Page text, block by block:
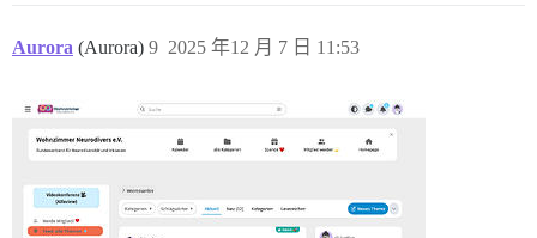
Aurora (Aurora) 2025 年12 月 7 日 11:53
9